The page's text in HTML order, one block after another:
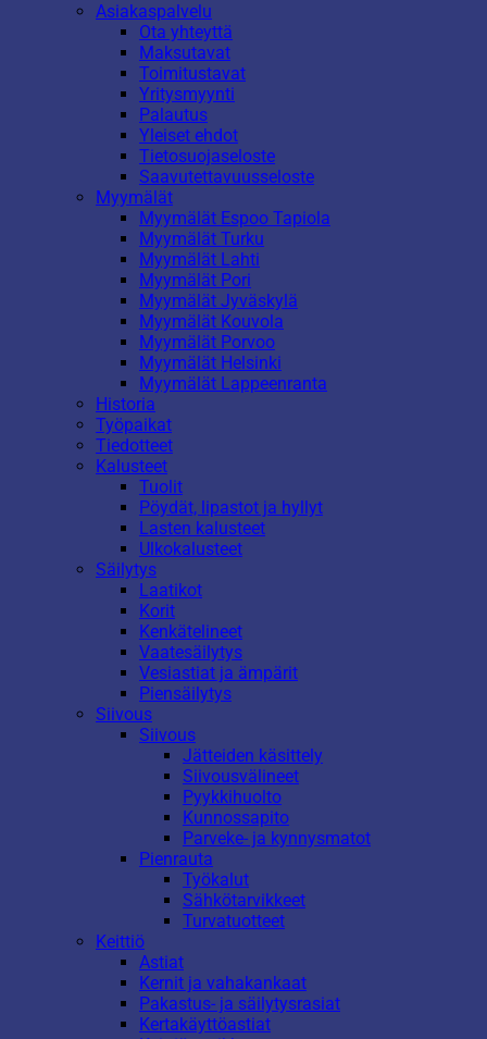
Asiakaspalvelu
Ota yhteyttä
Maksutavat
Toimitustavat
Yritysmyynti
Palautus
Yleiset ehdot
Tietosuojaseloste
Saavutettavuusseloste
Myymälät
Myymälät Espoo Tapiola
Myymälät Turku
Myymälät Lahti
Myymälät Pori
Myymälät Jyväskylä
Myymälät Kouvola
Myymälät Porvoo
Myymälät Helsinki
Myymälät Lappeenranta
Historia
Työpaikat
Tiedotteet
Kalusteet
Tuolit
Pöydät, lipastot ja hyllyt
Lasten kalusteet
Ulkokalusteet
Säilytys
Laatikot
Korit
Kenkätelineet
Vaatesäilytys
Vesiastiat ja ämpärit
Piensäilytys
Siivous
Siivous
Jätteiden käsittely
Siivousvälineet
Pyykkihuolto
Kunnossapito
Parveke- ja kynnysmatot
Pienrauta
Työkalut
Sähkötarvikkeet
Turvatuotteet
Keittiö
Astiat
Kernit ja vahakankaat
Pakastus- ja säilytysrasiat
Kertakäyttöastiat